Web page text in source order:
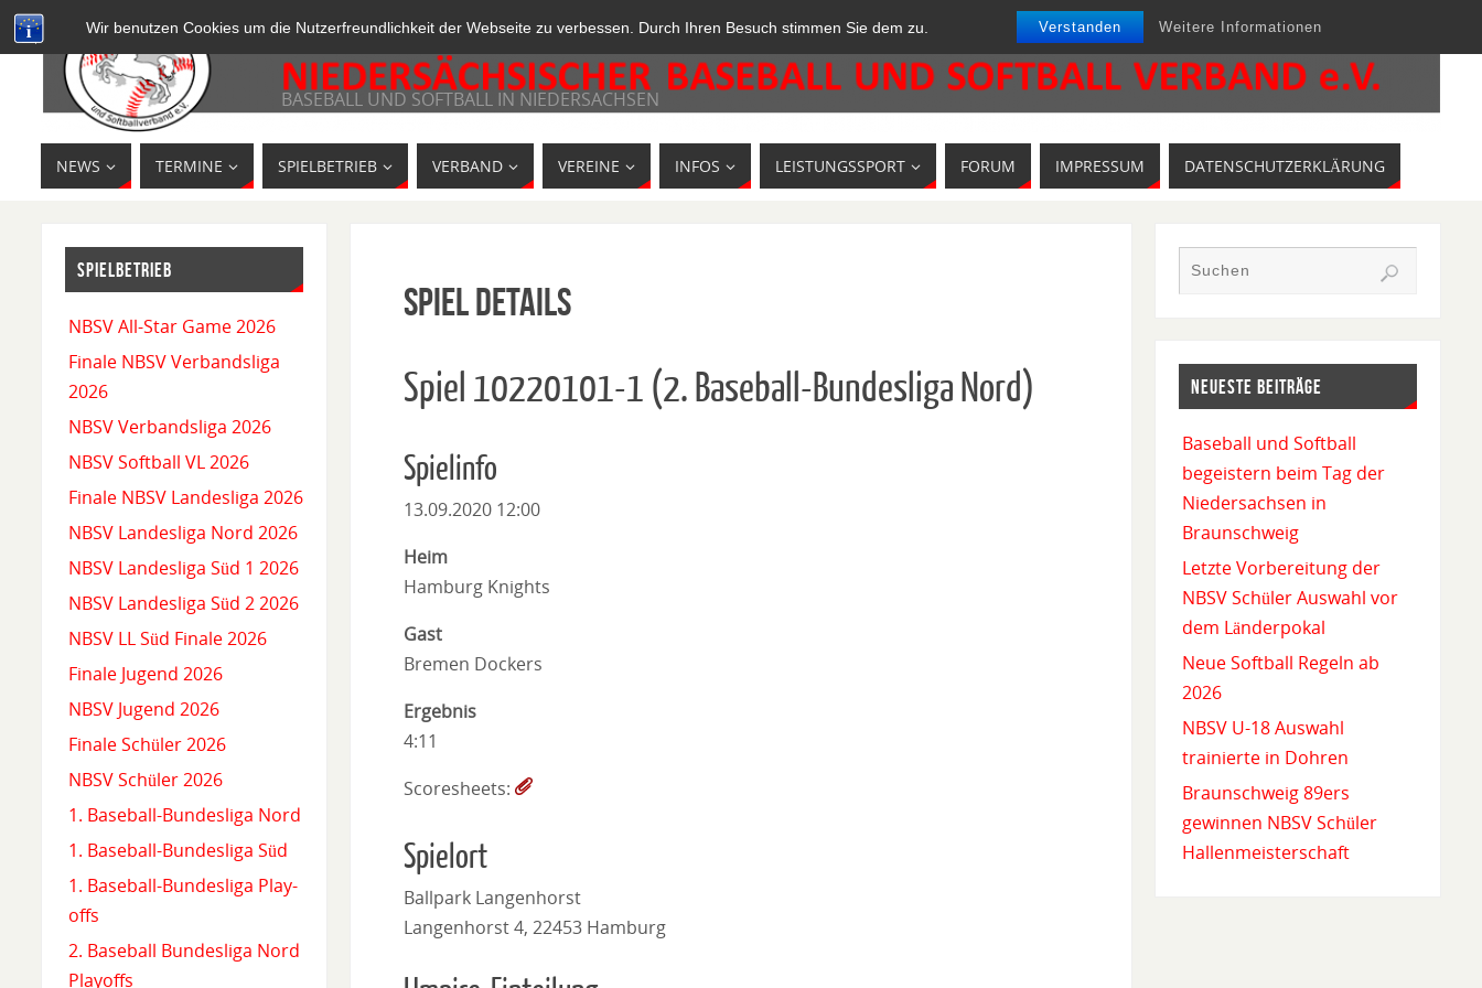
Wir benutzen Cookies um die Nutzerfreundlichkeit der Webseite zu verbessen. Durch Ihren Besuch stimmen Sie dem zu. Verstanden Weitere Informationen
BASEBALL UND SOFTBALL IN NIEDERSACHSEN
NEWS TERMINE SPIELBETRIEB VERBAND VEREINE INFOS LEISTUNGSSPORT FORUM IMPRESSUM DATENSCHUTZERKLÄRUNG
Spiel Details
Spiel 10220101-1 (2. Baseball-Bundesliga Nord)
Spielinfo
13.09.2020 12:00
Heim
Hamburg Knights
Gast
Bremen Dockers
Ergebnis
4:11
Scoresheets:
Spielort
Ballpark Langenhorst
Langenhorst 4, 22453 Hamburg
SPIELBETRIEB
NBSV All-Star Game 2026
Finale NBSV Verbandsliga
2026
NBSV Verbandsliga 2026
NBSV Softball VL 2026
Finale NBSV Landesliga 2026
NBSV Landesliga Nord 2026
NBSV Landesliga Süd 1 2026
NBSV Landesliga Süd 2 2026
NBSV LL Süd Finale 2026
Finale Jugend 2026
NBSV Jugend 2026
Finale Schüler 2026
NBSV Schüler 2026
1. Baseball-Bundesliga Nord
1. Baseball-Bundesliga Süd
1. Baseball-Bundesliga Play-
offs
2. Baseball Bundesliga Nord
Playoffs
NEUESTE BEITRÄGE
Baseball und Softball
begeistern beim Tag der
Niedersachsen in
Braunschweig
Letzte Vorbereitung der
NBSV Schüler Auswahl vor
dem Länderpokal
Neue Softball Regeln ab
2026
NBSV U-18 Auswahl
trainierte in Dohren
Braunschweig 89ers
gewinnen NBSV Schüler
Hallenmeisterschaft